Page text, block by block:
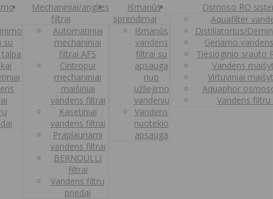
su
Mechaniniai/anglies
filtrai
Automatiniai
mechaniniai
filtrai AFS
Cintropur
mechaniniai
maišiniai
vandens filtrai
Kasetiniai
vandens filtrai
Praplaunami
vandens filtrai
BERNOULLI
filtrai
Vandens filtrų
priedai
Išmanūs
sprendimai
Išmanūs
vandens
filtrai su
apsauga
nuo
užliejimo
vandeniu
Vandens
nuotekio
apsauga
Osmoso RO
Aquafilter
Distiliatorius/
Geriamo
Tiesioginio srauto
Vandens
Virtuviniai
Aquaphor
Vandens filtru